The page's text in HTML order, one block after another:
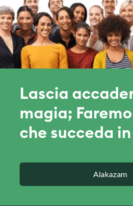
Lascia
magia;
che succeda
Alakazam